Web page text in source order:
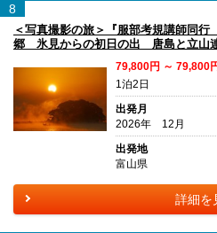
8
＜写真撮影の旅＞『服部考規講師同
郷 氷見からの初日の出 唐島と立山
79,800円 ～ 79,800
1泊2日
出発月
2026年 12月
出発地
富山県
詳細を